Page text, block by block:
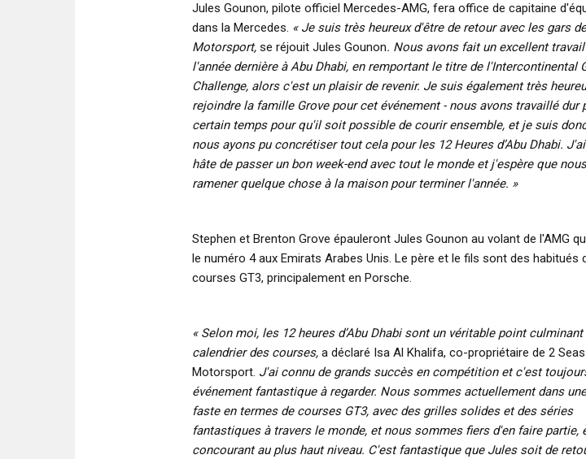
Jules Gounon, pilote officiel Mercedes-AMG, fera office de capitaine
dans la Mercedes. « Je suis très heureux d'être de retour avec les gars
Motorsport, se réjouit Jules Gounon. Nous avons fait un excellent
l'année dernière à Abu Dhabi, en remportant le titre de l'Intercontinental
Challenge, alors c'est un plaisir de revenir. Je suis également très
rejoindre la famille Grove pour cet événement - nous avons travaillé dur
certain temps pour qu'il soit possible de courir ensemble, et je suis
nous ayons pu concrétiser tout cela pour les 12 Heures d’Abu Dhabi.
hâte de passer un bon week-end avec tout le monde et j'espère que
ramener quelque chose à la maison pour terminer l'année. »
Stephen et Brenton Grove épauleront Jules Gounon au volant de l'AMG
le numéro 4 aux Emirats Arabes Unis. Le père et le fils sont des habitués
courses GT3, principalement en Porsche.
« Selon moi, les 12 heures d’Abu Dhabi sont un véritable point culminant
calendrier des courses, a déclaré Isa Al Khalifa, co-propriétaire de 2 Seas
Motorsport. J'ai connu de grands succès en compétition et c'est
événement fantastique à regarder. Nous sommes actuellement dans
faste en termes de courses GT3, avec des grilles solides et des séries
fantastiques à travers le monde, et nous sommes fiers d'en faire partie,
concourant au plus haut niveau. C'est fantastique que Jules soit de